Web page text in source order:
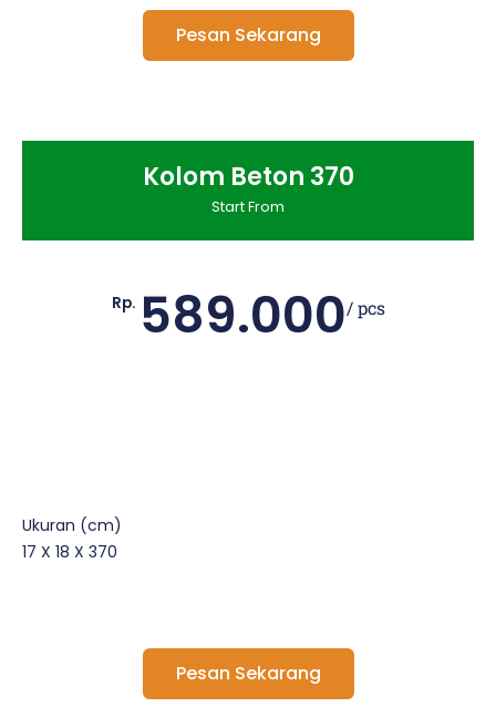
Pesan Sekarang
Kolom Beton 370
Start From
Rp. 589.000/ pcs
Ukuran (cm)
17 X 18 X 370
Pesan Sekarang